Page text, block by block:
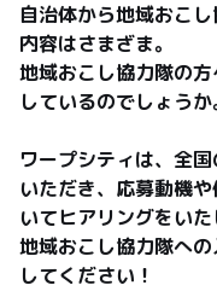
自治体から地域おこ
内容はさまざま。
地域おこし協力隊の
しているのでしょうか
ワープシティは、全
いただき、応募動機
いてヒアリングをいた
地域おこし協力隊へ
してください！